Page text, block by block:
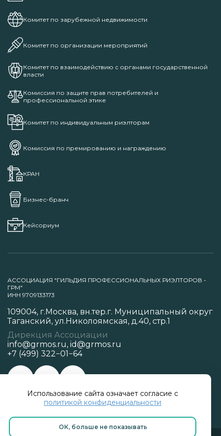
Использование сайта означает согласие с
политикой конфиденциальности
ОК, больше не показывать
Комитет по зарубежной недвижимости
Комитет по организации мероприятий
Комитет по взаимодействию с органами государственной
власти
Комиссия по защите прав потребителей и
профессиональной этике
Комитет по индивидуальным риэлторам
Комиссия по премированию и награждению
КРАН
Бизнес-бранч
Кейсориум
АССОЦИАЦИЯ "ГИЛЬДИЯ ПРОФЕССИОНАЛЬНЫХ РИЭЛТОРОВ -
ГРМ"
ИНН 9709133173
109004, г.Москва, вн.тер.г. Муниципальный округ
Таганский, ул.Николоямская, д.40, стр.1
Дирекция Ассоциации
info@grmos.ru, id@grmos.ru
+7 (499) 322−01−64
Политика конфиденциальности